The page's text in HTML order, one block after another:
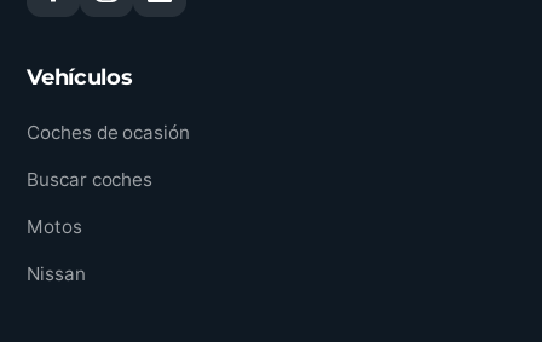
Vehículos
Coches de ocasión
Buscar coches
Motos
Nissan